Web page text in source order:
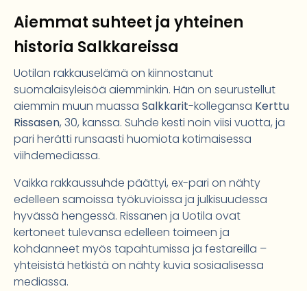
Aiemmat suhteet ja yhteinen
historia Salkkareissa
Uotilan rakkauselämä on kiinnostanut
suomalaisyleisöä aiemminkin. Hän on seurustellut
aiemmin muun muassa Salkkarit-kollegansa Kerttu
Rissasen, 30, kanssa. Suhde kesti noin viisi vuotta, ja
pari herätti runsaasti huomiota kotimaisessa
viihdemediassa.
Vaikka rakkaussuhde päättyi, ex-pari on nähty
edelleen samoissa työkuvioissa ja julkisuudessa
hyvässä hengessä. Rissanen ja Uotila ovat
kertoneet tulevansa edelleen toimeen ja
kohdanneet myös tapahtumissa ja festareilla –
yhteisistä hetkistä on nähty kuvia sosiaalisessa
mediassa.